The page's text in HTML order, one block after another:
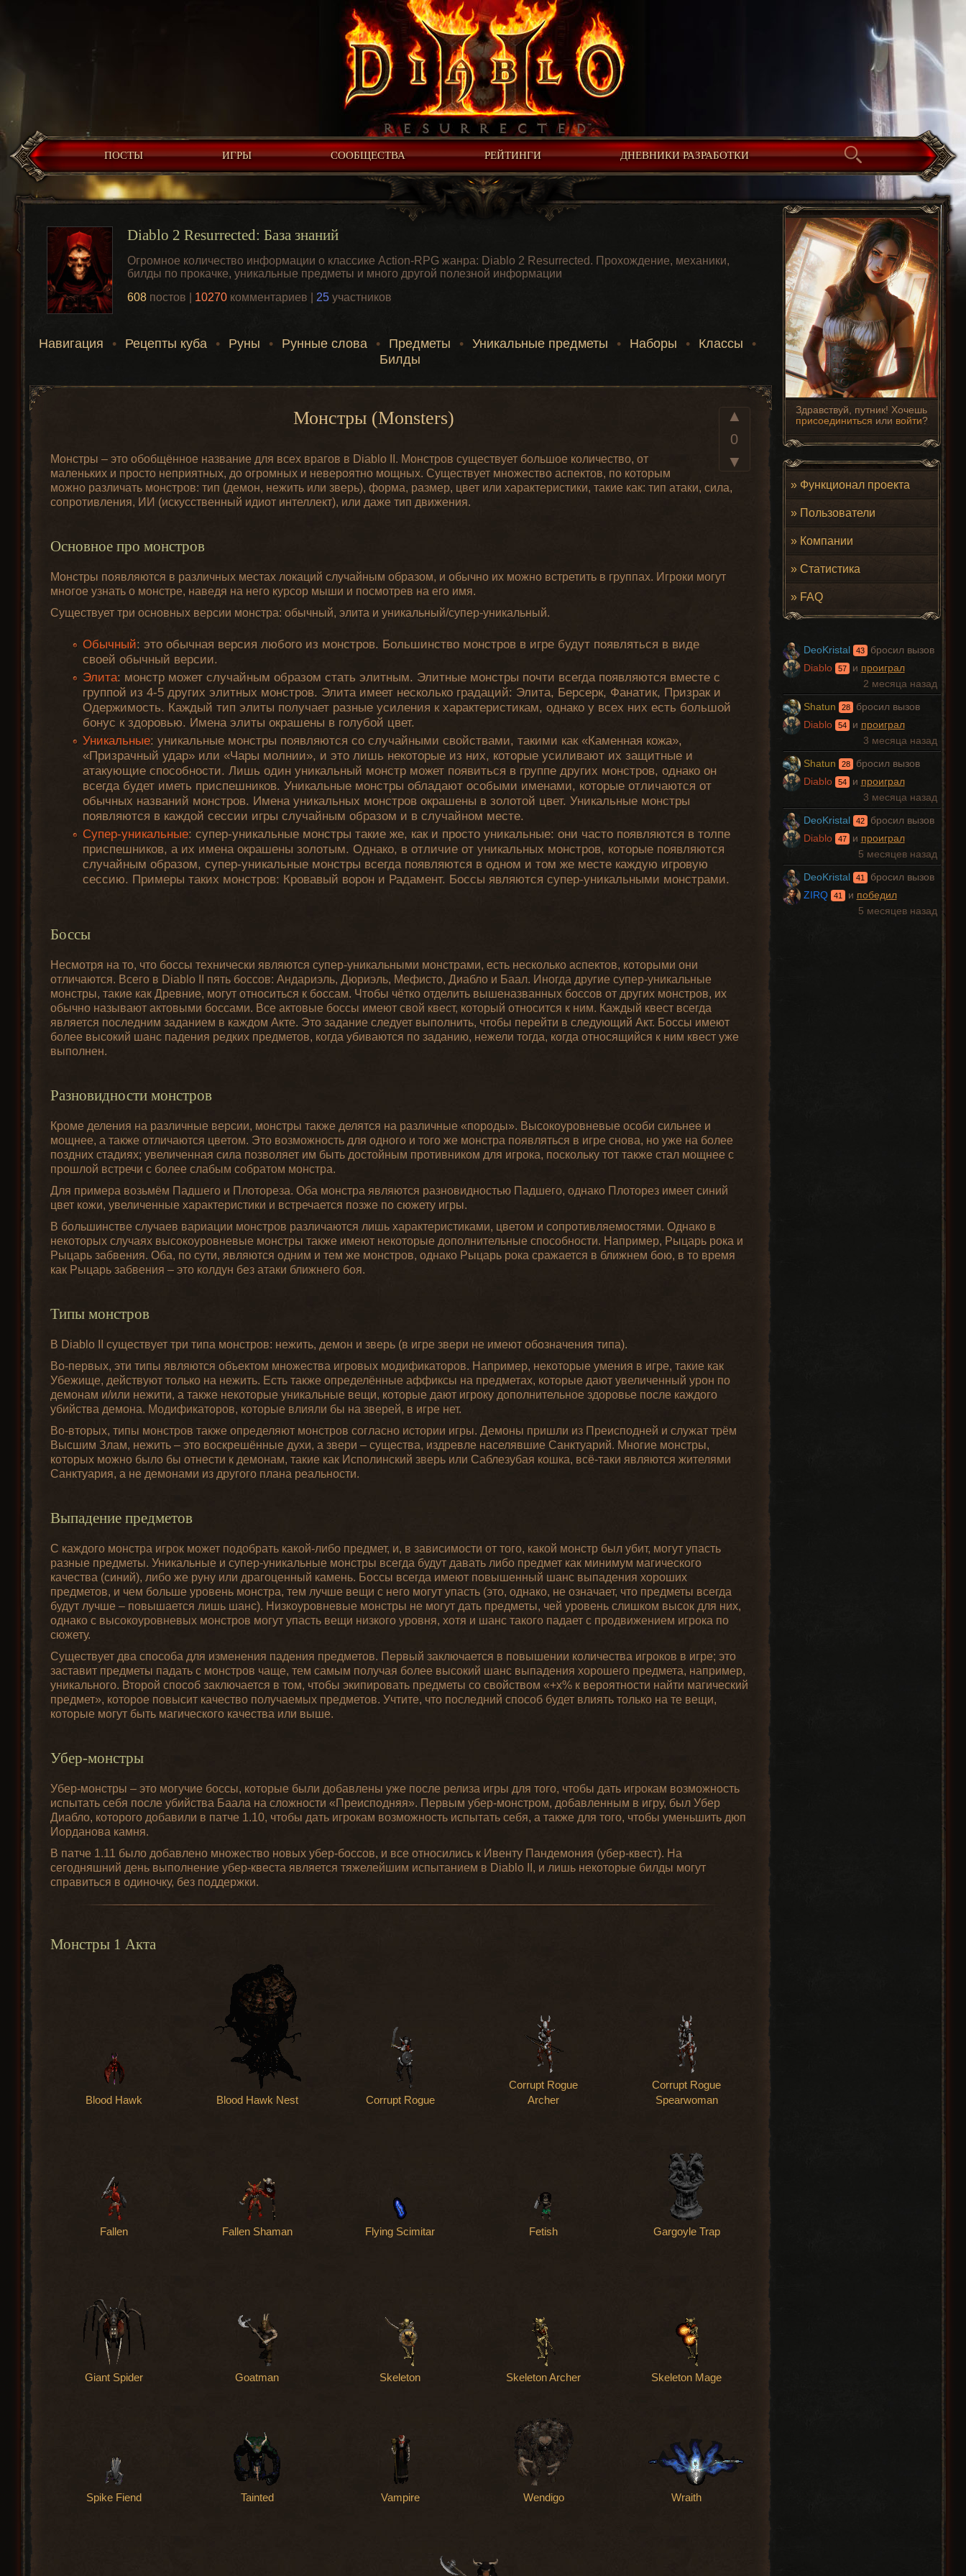
ПОСТЫ ИГРЫ СООБЩЕСТВА РЕЙТИНГИ ДНЕВНИКИ РАЗРАБОТКИ
Здравствуй, путник! Хочешь
присоединиться или войти?
» Функционал проекта
» Пользователи
» Компании
» Статистика
» FAQ
DeoKristal 43 бросил вызов
Diablo
57 и проиграл
2 месяца назад
Shatun 28 бросил вызов
Diablo
54 и проиграл
3 месяца назад
Shatun 28 бросил вызов
Diablo
54 и проиграл
3 месяца назад
DeoKristal 42 бросил вызов
Diablo
47 и проиграл
5 месяцев назад
DeoKristal 41 бросил вызов
ZIRQ
41 и победил
5 месяцев назад
Diablo 2 Resurrected: База знаний
Огромное количество информации о классике Action-RPG жанра: Diablo 2 Resurrected. Прохождение, механики,
билды по прокачке, уникальные предметы и много другой полезной информации
608 постов | 10270 комментариев | 25 участников
Навигация • Рецепты куба • Руны • Рунные слова • Предметы • Уникальные предметы • Наборы • Классы
•
Билды
▲
0
▼
Монстры (Monsters)
Монстры – это обобщённое название для всех врагов в Diablo II. Монстров существует большое количество, от
маленьких и просто неприятных, до огромных и невероятно мощных. Существует множество аспектов, по которым
можно различать монстров: тип (демон, нежить или зверь), форма, размер, цвет или характеристики, такие как: тип атаки, сила,
сопротивления, ИИ (искусственный идиот интеллект), или даже тип движения.
Основное про монстров
Монстры появляются в различных местах локаций случайным образом, и обычно их можно встретить в группах. Игроки могут
многое узнать о монстре, наведя на него курсор мыши и посмотрев на его имя.
Существует три основных версии монстра: обычный, элита и уникальный/супер-уникальный.
Обычный: это обычная версия любого из монстров. Большинство монстров в игре будут появляться в виде
своей обычный версии.
Элита: монстр может случайным образом стать элитным. Элитные монстры почти всегда появляются вместе с
группой из 4-5 других элитных монстров. Элита имеет несколько градаций: Элита, Берсерк, Фанатик, Призрак и
Одержимость. Каждый тип элиты получает разные усиления к характеристикам, однако у всех них есть большой
бонус к здоровью. Имена элиты окрашены в голубой цвет.
Уникальные: уникальные монстры появляются со случайными свойствами, такими как «Каменная кожа»,
«Призрачный удар» или «Чары молнии», и это лишь некоторые из них, которые усиливают их защитные и
атакующие способности. Лишь один уникальный монстр может появиться в группе других монстров, однако он
всегда будет иметь приспешников. Уникальные монстры обладают особыми именами, которые отличаются от
обычных названий монстров. Имена уникальных монстров окрашены в золотой цвет. Уникальные монстры
появляются в каждой сессии игры случайным образом и в случайном месте.
Супер-уникальные: супер-уникальные монстры такие же, как и просто уникальные: они часто появляются в толпе
приспешников, а их имена окрашены золотым. Однако, в отличие от уникальных монстров, которые появляются
случайным образом, супер-уникальные монстры всегда появляются в одном и том же месте каждую игровую
сессию. Примеры таких монстров: Кровавый ворон и Радамент. Боссы являются супер-уникальными монстрами.
Боссы
Несмотря на то, что боссы технически являются супер-уникальными монстрами, есть несколько аспектов, которыми они
отличаются. Всего в Diablo II пять боссов: Андариэль, Дюриэль, Мефисто, Диабло и Баал. Иногда другие супер-уникальные
монстры, такие как Древние, могут относиться к боссам. Чтобы чётко отделить вышеназванных боссов от других монстров, их
обычно называют актовыми боссами. Все актовые боссы имеют свой квест, который относится к ним. Каждый квест всегда
является последним заданием в каждом Акте. Это задание следует выполнить, чтобы перейти в следующий Акт. Боссы имеют
более высокий шанс падения редких предметов, когда убиваются по заданию, нежели тогда, когда относящийся к ним квест уже
выполнен.
Разновидности монстров
Кроме деления на различные версии, монстры также делятся на различные «породы». Высокоуровневые особи сильнее и
мощнее, а также отличаются цветом. Это возможность для одного и того же монстра появляться в игре снова, но уже на более
поздних стадиях; увеличенная сила позволяет им быть достойным противником для игрока, поскольку тот также стал мощнее с
прошлой встречи с более слабым собратом монстра.
Для примера возьмём Падшего и Плотореза. Оба монстра являются разновидностью Падшего, однако Плоторез имеет синий
цвет кожи, увеличенные характеристики и встречается позже по сюжету игры.
В большинстве случаев вариации монстров различаются лишь характеристиками, цветом и сопротивляемостями. Однако в
некоторых случаях высокоуровневые монстры также имеют некоторые дополнительные способности. Например, Рыцарь рока и
Рыцарь забвения. Оба, по сути, являются одним и тем же монстров, однако Рыцарь рока сражается в ближнем бою, в то время
как Рыцарь забвения – это колдун без атаки ближнего боя.
Типы монстров
В Diablo II существует три типа монстров: нежить, демон и зверь (в игре звери не имеют обозначения типа).
Во-первых, эти типы являются объектом множества игровых модификаторов. Например, некоторые умения в игре, такие как
Убежище, действуют только на нежить. Есть также определённые аффиксы на предметах, которые дают увеличенный урон по
демонам и/или нежити, а также некоторые уникальные вещи, которые дают игроку дополнительное здоровье после каждого
убийства демона. Модификаторов, которые влияли бы на зверей, в игре нет.
Во-вторых, типы монстров также определяют монстров согласно истории игры. Демоны пришли из Преисподней и служат трём
Высшим Злам, нежить – это воскрешённые духи, а звери – существа, издревле населявшие Санктуарий. Многие монстры,
которых можно было бы отнести к демонам, такие как Исполинский зверь или Саблезубая кошка, всё-таки являются жителями
Санктуария, а не демонами из другого плана реальности.
Выпадение предметов
С каждого монстра игрок может подобрать какой-либо предмет, и, в зависимости от того, какой монстр был убит, могут упасть
разные предметы. Уникальные и супер-уникальные монстры всегда будут давать либо предмет как минимум магического
качества (синий), либо же руну или драгоценный камень. Боссы всегда имеют повышенный шанс выпадения хороших
предметов, и чем больше уровень монстра, тем лучше вещи с него могут упасть (это, однако, не означает, что предметы всегда
будут лучше – повышается лишь шанс). Низкоуровневые монстры не могут дать предметы, чей уровень слишком высок для них,
однако с высокоуровневых монстров могут упасть вещи низкого уровня, хотя и шанс такого падает с продвижением игрока по
сюжету.
Существует два способа для изменения падения предметов. Первый заключается в повышении количества игроков в игре; это
заставит предметы падать с монстров чаще, тем самым получая более высокий шанс выпадения хорошего предмета, например,
уникального. Второй способ заключается в том, чтобы экипировать предметы со свойством «+х% к вероятности найти магический
предмет», которое повысит качество получаемых предметов. Учтите, что последний способ будет влиять только на те вещи,
которые могут быть магического качества или выше.
Убер-монстры
Убер-монстры – это могучие боссы, которые были добавлены уже после релиза игры для того, чтобы дать игрокам возможность
испытать себя после убийства Баала на сложности «Преисподняя». Первым убер-монстром, добавленным в игру, был Убер
Диабло, которого добавили в патче 1.10, чтобы дать игрокам возможность испытать себя, а также для того, чтобы уменьшить дюп
Иорданова камня.
В патче 1.11 было добавлено множество новых убер-боссов, и все относились к Ивенту Пандемония (убер-квест). На
сегодняшний день выполнение убер-квеста является тяжелейшим испытанием в Diablo II, и лишь некоторые билды могут
справиться в одиночку, без поддержки.
Монстры 1 Акта
Blood Hawk Blood Hawk Nest Corrupt Rogue
Corrupt Rogue
Archer
Corrupt Rogue
Spearwoman
Fallen Fallen Shaman Flying Scimitar Fetish Gargoyle Trap
Giant Spider Goatman Skeleton Skeleton Archer Skeleton Mage
Spike Fiend Tainted Vampire Wendigo Wraith